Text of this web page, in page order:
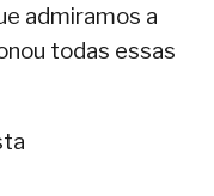
admiramos a
todas essas